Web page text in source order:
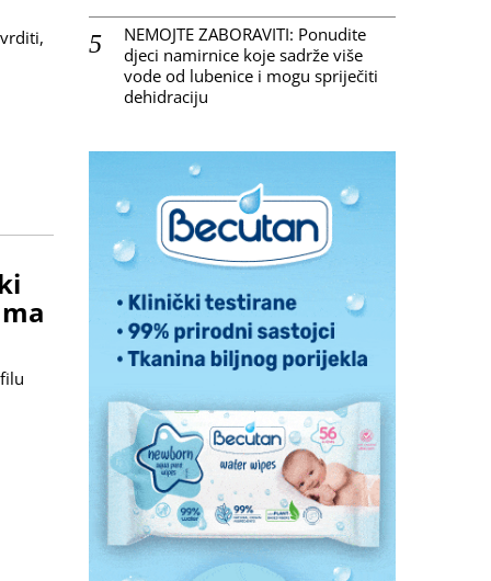
NEMOJTE ZABORAVITI: Ponudite
djeci namirnice koje sadrže više
vode od lubenice i mogu spriječiti
dehidraciju